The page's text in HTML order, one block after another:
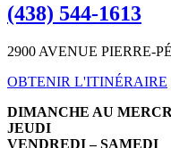
(438) 544-1613
2900 AVENUE PIERRE-
OBTENIR L'ITINÉRAIRE
DIMANCHE AU
JEUDI
VENDREDI – SAMEDI